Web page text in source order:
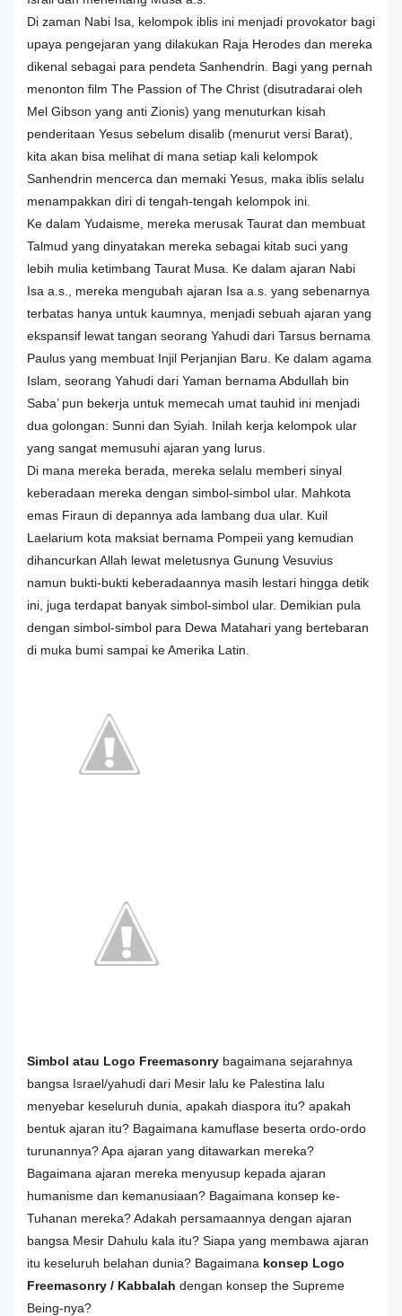
Di zaman Nabi Isa, kelompok iblis ini menjadi provokator bagi
upaya pengejaran yang dilakukan Raja Herodes dan mereka
dikenal sebagai para pendeta Sanhendrin. Bagi yang pernah
menonton film The Passion of The Christ (disutradarai oleh
Mel Gibson yang anti Zionis) yang menuturkan kisah
penderitaan Yesus sebelum disalib (menurut versi Barat),
kita akan bisa melihat di mana setiap kali kelompok
Sanhendrin mencerca dan memaki Yesus, maka iblis selalu
menampakkan diri di tengah-tengah kelompok ini.
Ke dalam Yudaisme, mereka merusak Taurat dan membuat
Talmud yang dinyatakan mereka sebagai kitab suci yang
lebih mulia ketimbang Taurat Musa. Ke dalam ajaran Nabi
Isa a.s., mereka mengubah ajaran Isa a.s. yang sebenarnya
terbatas hanya untuk kaumnya, menjadi sebuah ajaran yang
ekspansif lewat tangan seorang Yahudi dari Tarsus bernama
Paulus yang membuat Injil Perjanjian Baru. Ke dalam agama
Islam, seorang Yahudi dari Yaman bernama Abdullah bin
Saba’ pun bekerja untuk memecah umat tauhid ini menjadi
dua golongan: Sunni dan Syiah. Inilah kerja kelompok ular
yang sangat memusuhi ajaran yang lurus.
Di mana mereka berada, mereka selalu memberi sinyal
keberadaan mereka dengan simbol-simbol ular. Mahkota
emas Firaun di depannya ada lambang dua ular. Kuil
Laelarium kota maksiat bernama Pompeii yang kemudian
dihancurkan Allah lewat meletusnya Gunung Vesuvius
namun bukti-bukti keberadaannya masih lestari hingga detik
ini, juga terdapat banyak simbol-simbol ular. Demikian pula
dengan simbol-simbol para Dewa Matahari yang bertebaran
di muka bumi sampai ke Amerika Latin.
Simbol atau Logo Freemasonry bagaimana sejarahnya
bangsa Israel/yahudi dari Mesir lalu ke Palestina lalu
menyebar keseluruh dunia, apakah diaspora itu? apakah
bentuk ajaran itu? Bagaimana kamuflase beserta ordo-ordo
turunannya? Apa ajaran yang ditawarkan mereka?
Bagaimana ajaran mereka menyusup kepada ajaran
humanisme dan kemanusiaan? Bagaimana konsep ke-
Tuhanan mereka? Adakah persamaannya dengan ajaran
bangsa Mesir Dahulu kala itu? Siapa yang membawa ajaran
itu keseluruh belahan dunia? Bagaimana konsep Logo
Freemasonry / Kabbalah dengan konsep the Supreme
Being-nya?